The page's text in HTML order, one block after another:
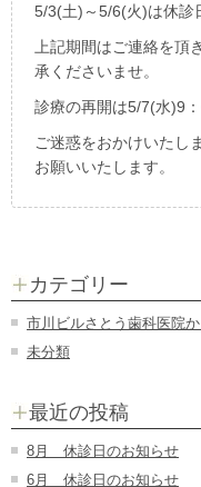
5/3(土)～5/6(火)は休診
上記期間はご連絡を頂
承くださいませ。
診療の再開は5/7(水)9：
ご迷惑をおかけいたし
お願いいたします。
カテゴリー
市川ビルさとう歯科医院
未分類
最近の投稿
8月 休診日のお知らせ
6月 休診日のお知らせ